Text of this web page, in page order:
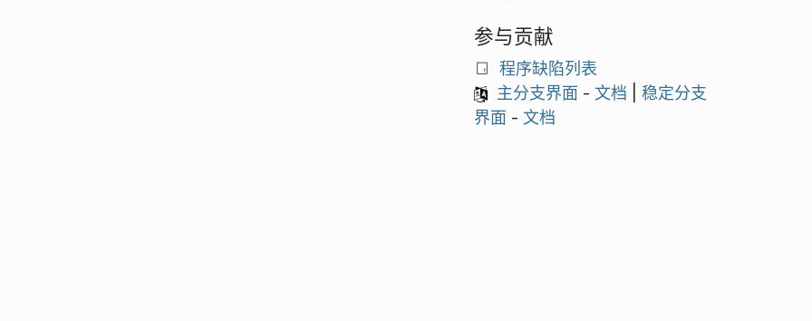
参与贡献
程序缺陷列表
主分支界面 - 文档
稳定分支
界面 - 文档